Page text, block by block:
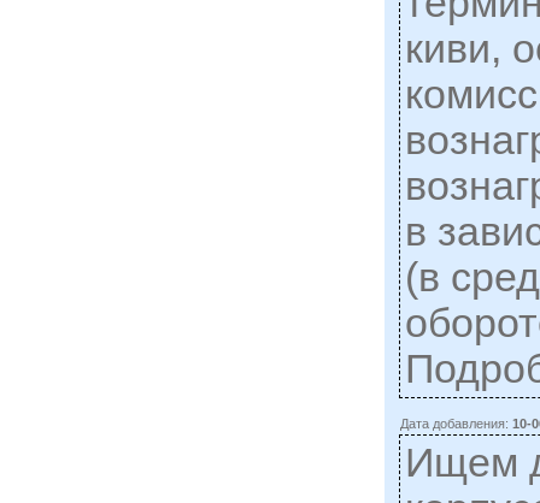
киви,
в
(в
Дата добавления:10-
Ищем